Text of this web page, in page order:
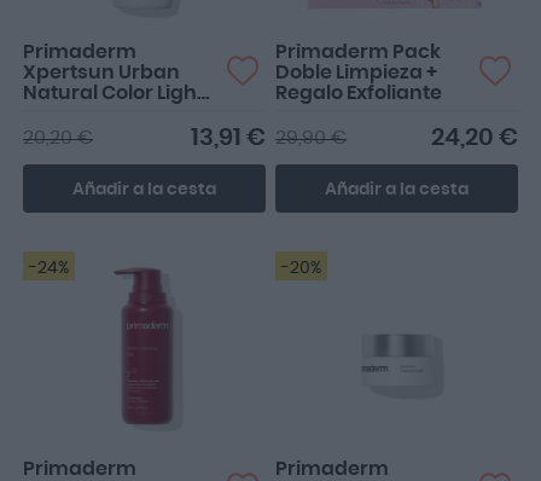
Primaderm
Xpertsun Urban
Natural Color Light
50ml
13,91 €
20,20 €
Añadir a la cesta
Primaderm Pack
Doble Limpieza +
Regalo Exfoliante
24,20 €
29,90 €
Añadir a la cesta
-24%
Primaderm
-20%
Primaderm